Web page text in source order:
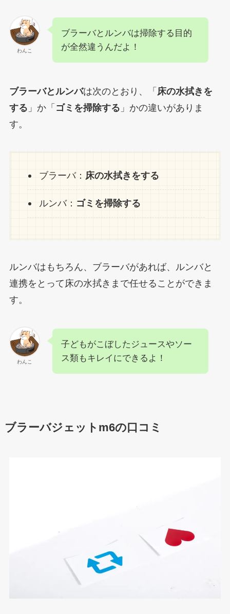
わんこ
ブラーバとルンバは掃除する目的
が全然違うんだよ！
ブラーバとルンバは次のとおり、「 床の水拭きを
する 」か「 ゴミを掃除する 」かの違いがありま
す。
ブラーバ： 床の水拭きをする
ルンバ： ゴミを掃除する
ルンバはもちろん、ブラーバがあれば、ルンバと
連携をとって床の水拭きまで任せることができま
す。
わんこ
子どもがこぼしたジュースやソー
ス類もキレイにできるよ！
ブラーバジェットm6の口コミ